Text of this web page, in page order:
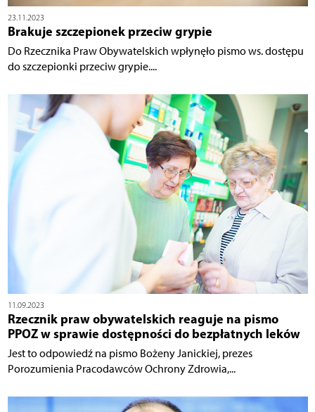
23.11.2023
Brakuje szczepionek przeciw grypie
Do Rzecznika Praw Obywatelskich wpłynęło pismo ws. dostępu
do szczepionki przeciw grypie....
11.09.2023
Rzecznik praw obywatelskich reaguje na pismo
PPOZ w sprawie dostępności do bezpłatnych leków
Jest to odpowiedź na pismo Bożeny Janickiej, prezes
Porozumienia Pracodawców Ochrony Zdrowia,...